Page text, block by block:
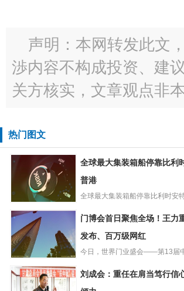
声明：本网转发此文
渉内容不构成投资、建
关方核实，文章观点非
热门图文
全球最大集装箱
船停靠比利时安
特卫普港
全球最大集装箱船停靠比利
普港
全球最大集装箱船停靠比利时安
门博会首日聚焦
全场！王力重磅
门博会首日聚焦全场！王力
发布、百万级网红
今日，世界门业盛会——第13届
刘成会：重任在肩当笃行信